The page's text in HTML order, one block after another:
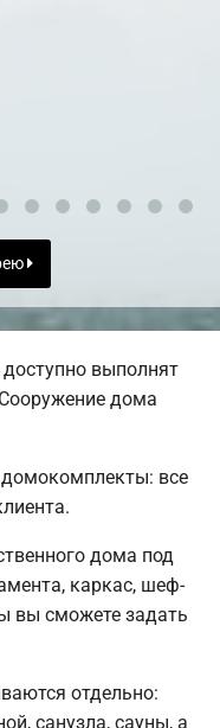
выполнят
дома
все
дома под
каркас, шеф-
вы сможете задать
отдельно:
санузла, сауны, а